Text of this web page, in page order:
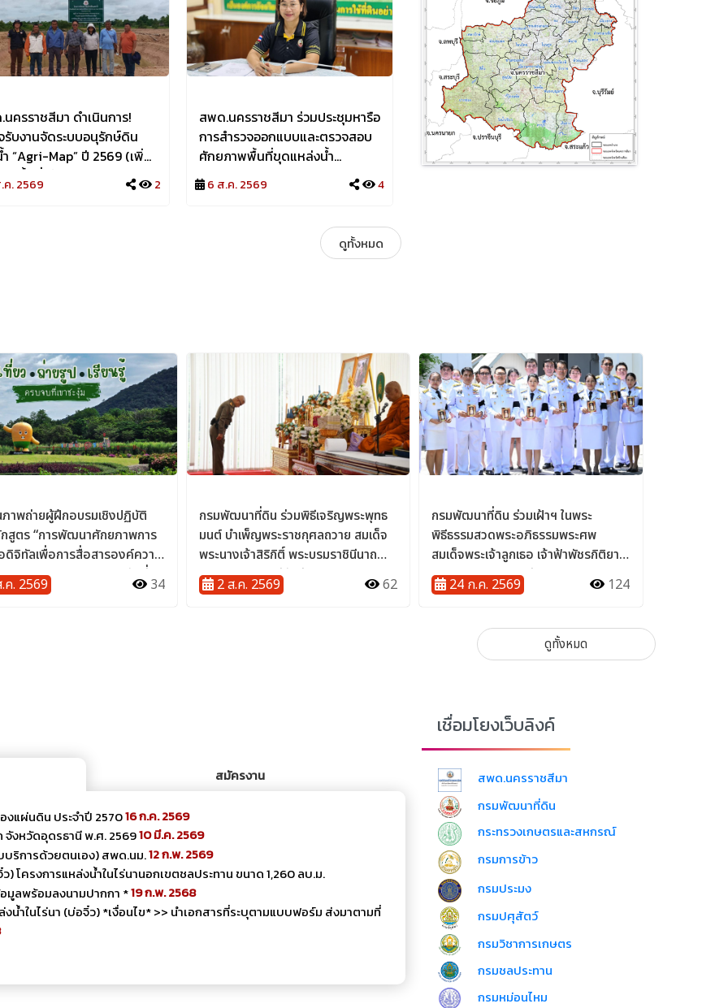
ราชสีมา ดำเนินการ!
รับงานจัดระบบอนุรักษ์ดิน
(เพิ่ม
ในพื้นที่ ตำบลหนองกราด
ด่านขุนทด จังหวัด
ค. 2569 2
สพด.นครราชสีมา ร่วมประชุมหารือ
การสำรวจออกแบบและตรวจสอบ
ศักยภาพพื้นที่ขุดแหล่งน้ำ
(กิจกรรมหลัก : การก่อสร้างแหล่ง
น้ำในไร่นานอกเขตชลประทาน)
ระบบออนไลน์ Zoom Meeting
6 ส.ค. 2569 4
สพด.นครราชสีมา ร่วมประชุม
ปฐมนิเทศ โครงการจัดทำผังน้ำและ
แผนพัฒนาแหล่งน้ำระดับตำบล
ดูทั้งหมด
สมัครงาน
แผ่นดิน ประจำปี 257016 ก.ค. 2569
งหวัดอุดรธานี พ.ศ. 256910 มี.ค. 2569
ริการด้วยตนเอง) สพด.นม.12 ก.พ. 2569
โครงการแหล่งน้ำในไร่นานอกเขตชลประทาน ขนาด 1,260 ลบ.ม.
มูลพร้อมลงนามปากกา *19 ก.พ. 2568
ำในไร่นา (บ่อจิ๋ว) *เงื่อนไข* >> นำเอกสารที่ระบุตามแบบฟอร์ม ส่งมาตามที่
เชื่อมโยงเว็บลิงค์
สพด.นครราชสีมา
กรมพัฒนาที่ดิน
กระทรวงเกษตรและสหกรณ์
กรมการข้าว
กรมประมง
กรมปศุสัตว์
กรมวิชาการเกษตร
กรมชลประทาน
กรมหม่อนไหม